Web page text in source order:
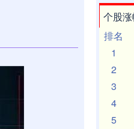
个股
排名
1
2
3
4
5